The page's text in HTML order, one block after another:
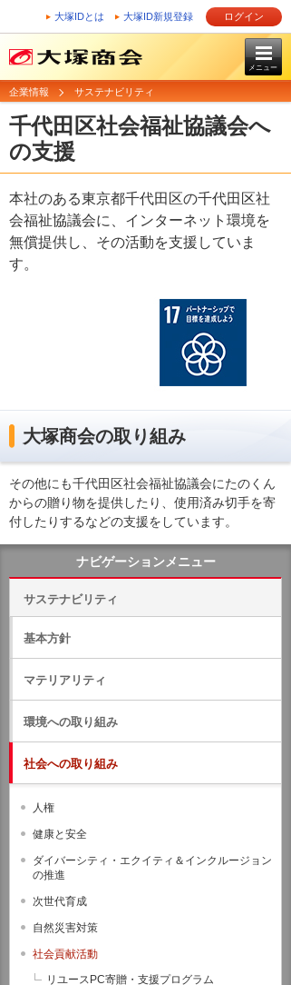
大塚IDとは 大塚ID新規登録 ログイン
メニュー
企業情報 サステナビリティ
千代田区社会福祉協議会へ
の支援
本社のある東京都千代田区の千代田区社
会福祉協議会に、インターネット環境を
無償提供し、その活動を支援していま
す。
大塚商会の取り組み
その他にも千代田区社会福祉協議会にたのくん
からの贈り物を提供したり、使用済み切手を寄
付したりするなどの支援をしています。
ナビゲーションメニュー
サステナビリティ
基本方針
マテリアリティ
環境への取り組み
社会への取り組み
人権
健康と安全
ダイバーシティ・エクイティ＆インクルージョン
の推進
次世代育成
自然災害対策
社会貢献活動
リユースPC寄贈・支援プログラム